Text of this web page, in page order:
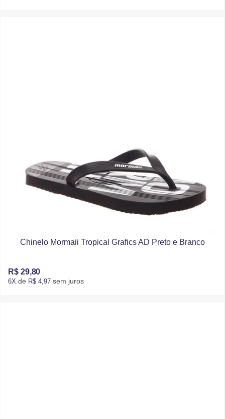
Chinelo Mormaii Tropical Grafics AD Preto e Branco
R$ 29,80
6X de R$ 4,97 sem juros